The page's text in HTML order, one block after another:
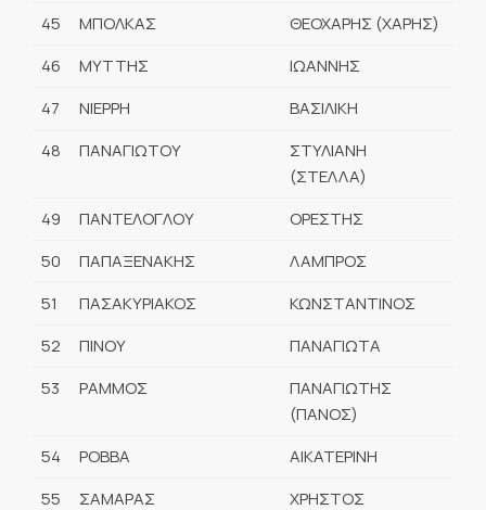
45
ΜΠΟΛΚΑΣ
ΘΕΟΧΑΡΗΣ (ΧΑΡΗΣ)
46
ΜΥΤΤΗΣ
ΙΩΑΝΝΗΣ
47
ΝΙΕΡΡΗ
ΒΑΣΙΛΙΚΗ
48
ΠΑΝΑΓΙΩΤΟΥ
ΣΤΥΛΙΑΝΗ
(ΣΤΕΛΛΑ)
49
ΠΑΝΤΕΛΟΓΛΟΥ
ΟΡΕΣΤΗΣ
50
ΠΑΠΑΞΕΝΑΚΗΣ
ΛΑΜΠΡΟΣ
51
ΠΑΣΑΚΥΡΙΑΚΟΣ
ΚΩΝΣΤΑΝΤΙΝΟΣ
52
ΠΙΝΟΥ
ΠΑΝΑΓΙΩΤΑ
53
ΡΑΜΜΟΣ
ΠΑΝΑΓΙΩΤΗΣ
(ΠΑΝΟΣ)
54
ΡΟΒΒΑ
ΑΙΚΑΤΕΡΙΝΗ
55
ΣΑΜΑΡΑΣ ΧΡΗΣΤΟΣ